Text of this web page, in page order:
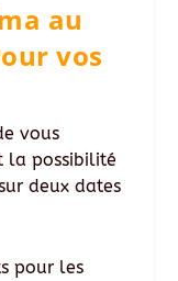
au
vos
vous
la possibilité
deux dates
pour les